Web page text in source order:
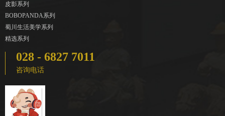
皮影系列
BOBOPANDA系列
蜀川生活美学系列
精选系列
028 - 6827 7011
咨询电话